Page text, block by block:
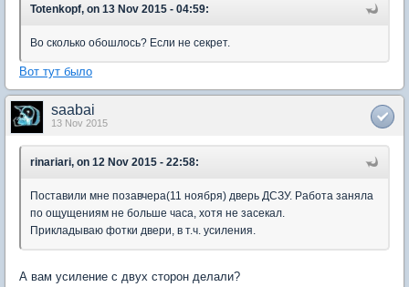
Totenkopf, on 13 Nov 2015 - 04:59:
Во сколько обошлось? Если не секрет.
Вот тут было
saabai
13 Nov 2015
rinariari, on 12 Nov 2015 - 22:58:
Поставили мне позавчера(11 ноября) дверь ДСЗУ. Работа заняла
по ощущениям не больше часа, хотя не засекал.
Прикладываю фотки двери, в т.ч. усиления.
А вам усиление с двух сторон делали?